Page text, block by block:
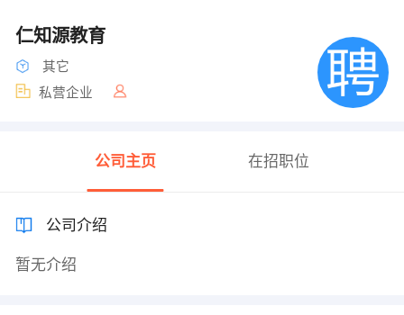
仁知源教育
其它
私营企业
公司主页 在招职位
公司介绍
暂无介绍